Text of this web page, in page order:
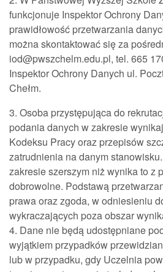
funkcjonuje Inspektor Ochrony
prawidłowość przetwarzania
można skontaktować się za
iod@pwszchelm.edu.pl, tel. 665
Inspektor Ochrony Danych ul.
Chełm.
3. Osoba przystępująca do
podania danych w zakresie
Kodeksu Pracy oraz przepisów
zatrudnienia na danym
zakresie szerszym niż wynika to z
dobrowolne. Podstawą
prawa oraz zgoda, w odniesieniu
wykraczających poza obszar
4. Dane nie będą udostępniane
wyjątkiem przypadków
lub w przypadku, gdy Uczelnia